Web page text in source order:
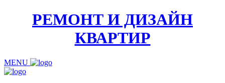
РЕМОНТ И ДИЗАЙН
КВАРТИР
MENU